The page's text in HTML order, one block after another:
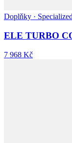
Doplňky · Specialized
ELE TURBO
7 968 Kč